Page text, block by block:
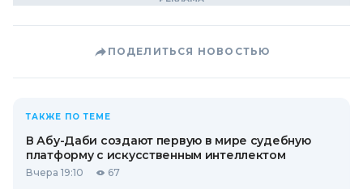
ПОДЕЛИТЬСЯ НОВОСТЬЮ
ТАКЖЕ ПО ТЕМЕ
В Абу-Даби создают первую в мире судебную
платформу с искусственным интеллектом
Вчера 19:10 67